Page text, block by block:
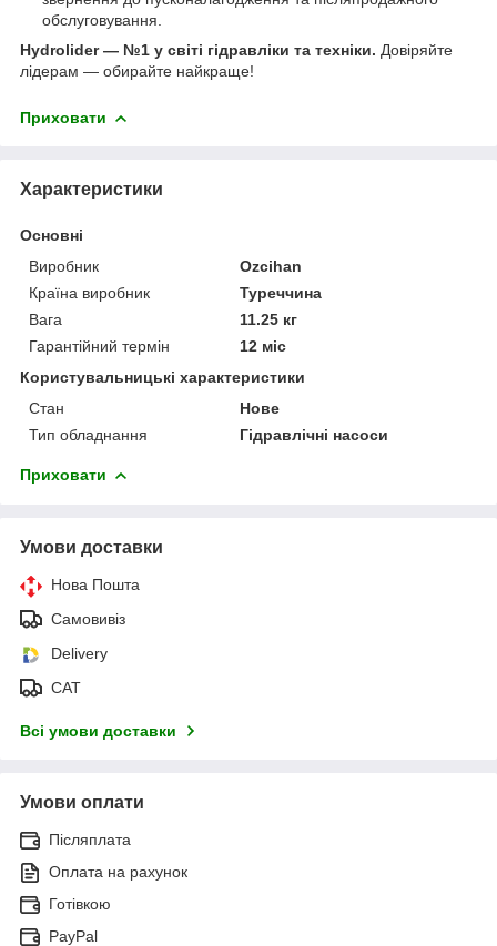
обслуговування.
Hydrolider — №1 у світі гідравліки та техніки. Довіряйте
лідерам — обирайте найкраще!
Приховати
Характеристики
Основні
Виробник
Ozcihan
Країна виробник
Туреччина
Вага
11.25 кг
Гарантійний термін
12 міс
Користувальницькі характеристики
Стан
Нове
Тип обладнання
Гідравлічні насоси
Приховати
Умови доставки
Нова Пошта
Самовивіз
Delivery
САТ
Всі умови доставки
Умови оплати
Післяплата
Оплата на рахунок
Готівкою
PayPal